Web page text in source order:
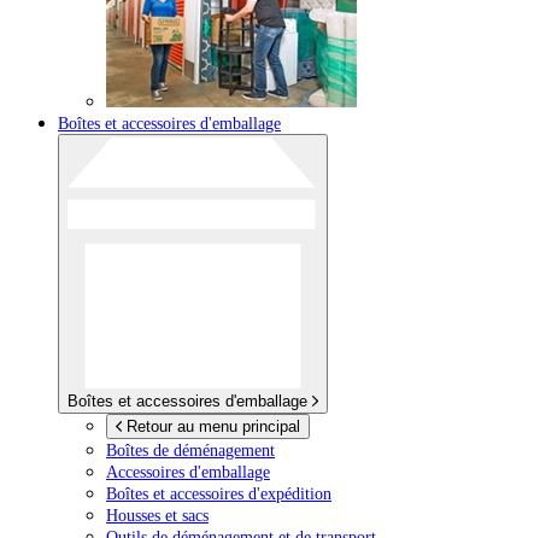
Boîtes et accessoires d'emballage
Boîtes et accessoires d'emballage
Retour au menu principal
Boîtes de déménagement
Accessoires d'emballage
Boîtes et accessoires d'expédition
Housses et sacs